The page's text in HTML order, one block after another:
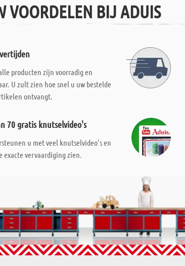
VOORDELEN BIJ ADUIS
producten zijn voorradig en
U zult zien hoe snel u uw bestelde
ontvangt.
70 gratis knutselvideo's
u met veel knutselvideo's en
exacte vervaardiging zien.